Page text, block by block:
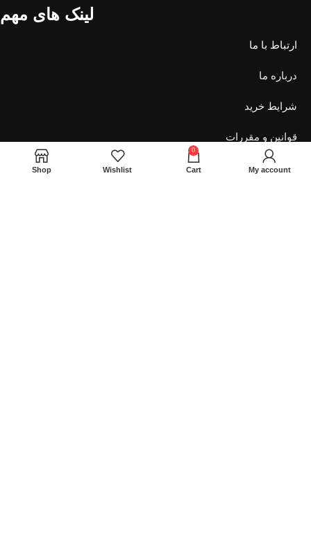
لینک های مهم
ارتباط با ما
درباره ما
شرایط خرید
قوانین و مقررات
حساب کاربری Shop Wishlist
0
Cart My account